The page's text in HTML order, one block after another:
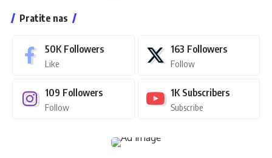
Pratite nas
50K Followers
Like
163 Followers
Follow
109 Followers
Follow
1K Subscribers
Subscribe